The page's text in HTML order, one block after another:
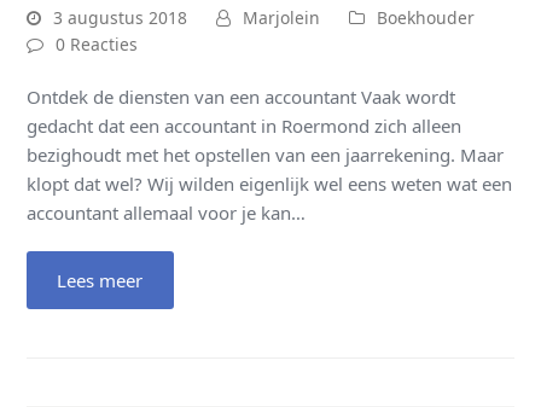
3 augustus 2018 Marjolein
Boekhouder
0 Reacties
Ontdek de diensten van een accountant Vaak wordt
gedacht dat een accountant in Roermond zich alleen
bezighoudt met het opstellen van een jaarrekening. Maar
klopt dat wel? Wij wilden eigenlijk wel eens weten wat een
accountant allemaal voor je kan…
Lees meer